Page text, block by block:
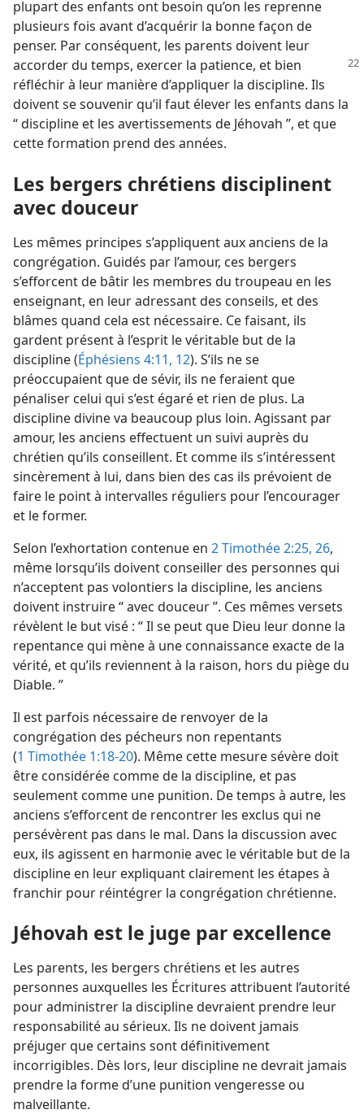
plupart des enfants ont besoin qu’on les reprenne
plusieurs fois avant d’acquérir la bonne façon de
penser. Par conséquent, les parents doivent leur
accorder du temps, exercer la patience, et bien
réfléchir à leur manière d’appliquer la discipline. Ils
doivent se souvenir qu’il faut élever les enfants dans la
“ discipline et les avertissements de Jéhovah ”, et que
cette formation prend des années.
Les bergers chrétiens disciplinent
avec douceur
Les mêmes principes s’appliquent aux anciens de la
congrégation. Guidés par l’amour, ces bergers
s’efforcent de bâtir les membres du troupeau en les
enseignant, en leur adressant des conseils, et des
blâmes quand cela est nécessaire. Ce faisant, ils
gardent présent à l’esprit le véritable but de la
discipline (Éphésiens 4:11, 12). S’ils ne se
préoccupaient que de sévir, ils ne feraient que
pénaliser celui qui s’est égaré et rien de plus. La
discipline divine va beaucoup plus loin. Agissant par
amour, les anciens effectuent un suivi auprès du
chrétien qu’ils conseillent. Et comme ils s’intéressent
sincèrement à lui, dans bien des cas ils prévoient de
faire le point à intervalles réguliers pour l’encourager
et le former.
Selon l’exhortation contenue en 2 Timothée 2:25, 26,
même lorsqu’ils doivent conseiller des personnes qui
n’acceptent pas volontiers la discipline, les anciens
doivent instruire “ avec douceur ”. Ces mêmes versets
révèlent le but visé : “ Il se peut que Dieu leur donne la
repentance qui mène à une connaissance exacte de la
vérité, et qu’ils reviennent à la raison, hors du piège du
Diable. ”
Il est parfois nécessaire de renvoyer de la
congrégation des pécheurs non repentants
(1 Timothée 1:18-20). Même cette mesure sévère doit
être considérée comme de la discipline, et pas
seulement comme une punition. De temps à autre, les
anciens s’efforcent de rencontrer les exclus qui ne
persévèrent pas dans le mal. Dans la discussion avec
eux, ils agissent en harmonie avec le véritable but de la
discipline en leur expliquant clairement les étapes à
franchir pour réintégrer la congrégation chrétienne.
Jéhovah est le juge par excellence
Les parents, les bergers chrétiens et les autres
personnes auxquelles les Écritures attribuent l’autorité
pour administrer la discipline devraient prendre leur
responsabilité au sérieux. Ils ne doivent jamais
préjuger que certains sont définitivement
incorrigibles. Dès lors, leur discipline ne devrait jamais
prendre la forme d’une punition vengeresse ou
malveillante.